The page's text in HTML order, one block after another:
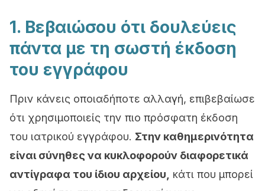
1. Βεβαιώσου ότι δουλεύεις
πάντα με τη σωστή έκδοση
του εγγράφου
Πριν κάνεις οποιαδήποτε αλλαγή, επιβεβαίωσε
ότι χρησιμοποιείς την πιο πρόσφατη έκδοση
του ιατρικού εγγράφου. Στην καθημερινότητα
είναι σύνηθες να κυκλοφορούν διαφορετικά
αντίγραφα του ίδιου αρχείου,
κάτι που μπορεί